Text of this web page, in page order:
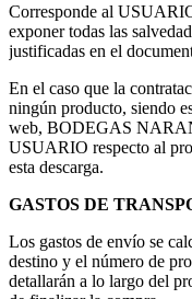
Corresponde al
exponer todas las
justificadas en el
En el caso que la
ningún producto, siendo
web, BODEGAS
USUARIO respecto al
esta descarga.
GASTOS DE
Los gastos de envío se
destino y el número de
detallarán a lo largo del